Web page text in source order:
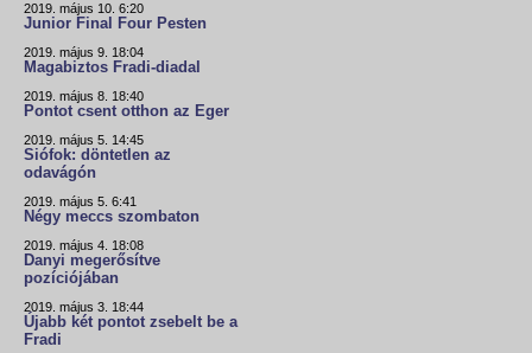
2019. május 10. 6:20
Junior Final Four Pesten
2019. május 9. 18:04
Magabiztos Fradi-diadal
2019. május 8. 18:40
Pontot csent otthon az Eger
2019. május 5. 14:45
Siófok: döntetlen az
odavágón
2019. május 5. 6:41
Négy meccs szombaton
2019. május 4. 18:08
Danyi megerősítve
pozíciójában
2019. május 3. 18:44
Újabb két pontot zsebelt be a
Fradi